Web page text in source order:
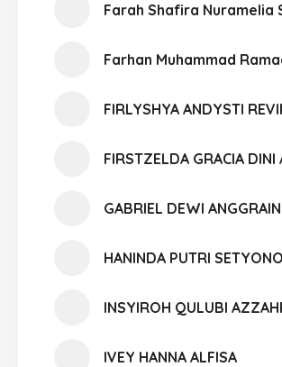
Farah Shafira Nuramelia
Farhan Muhammad
FIRLYSHYA ANDYSTI
FIRSTZELDA GRACIA DINI
GABRIEL DEWI
HANINDA PUTRI SETYONO
INSYIROH QULUBI
IVEY HANNA ALFISA